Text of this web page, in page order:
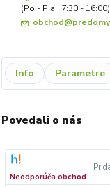
(Po - Pia | 7:30 - 16:00)
Info Parametre
Povedali o nás
Neodporúča obchod